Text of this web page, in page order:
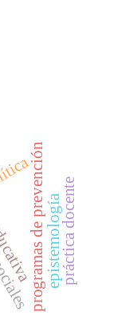
programas de prevenciónepistemologíapráctica docente